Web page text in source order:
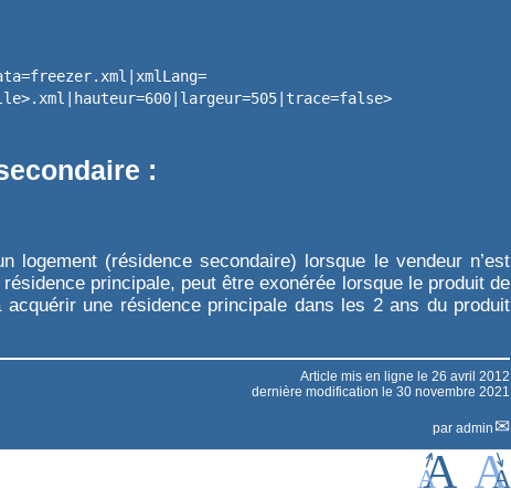
:
logement (résidence secondaire) lorsque le vendeur n’est
principale, peut être exonérée lorsque le produit de
une résidence principale dans les 2 ans du produit
Article mis en ligne le 26 avril 2012
dernière modification le 30 novembre 2021
par admin